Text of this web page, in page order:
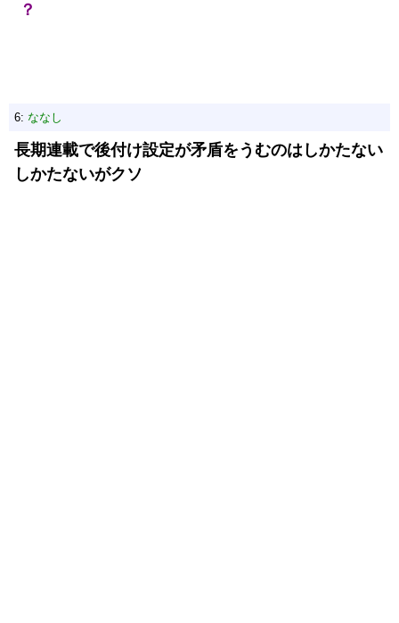
？
6: ななし
長期連載で後付け設定が矛盾をうむのはしかたない
しかたないがクソ